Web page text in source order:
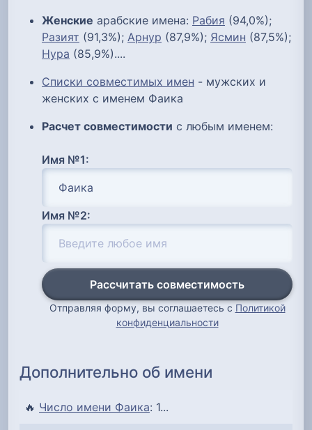
Женские арабские имена: Рабия (94,0%);
Разият (91,3%); Арнур (87,9%); Ясмин (87,5%);
Нура (85,9%)....
Списки совместимых имен - мужских и
женских с именем Фаика
Расчет совместимости с любым именем:
Имя №1:
Имя №2:
Рассчитать совместимость
Отправляя форму, вы соглашаетесь с Политикой
конфиденциальности
Дополнительно об имени
🔥 Число имени Фаика: 1...